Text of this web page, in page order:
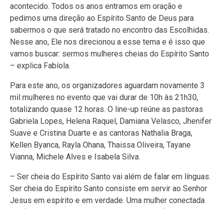
acontecido. Todos os anos entramos em oração e
pedimos uma direção ao Espírito Santo de Deus para
sabermos o que será tratado no encontro das Escolhidas.
Nesse ano, Ele nos direcionou a esse tema e é isso que
vamos buscar: sermos mulheres cheias do Espírito Santo
– explica Fabíola.
Para este ano, os organizadores aguardam novamente 3
mil mulheres no evento que vai durar de 10h às 21h30,
totalizando quase 12 horas. O line-up reúne as pastoras
Gabriela Lopes, Helena Raquel, Damiana Velasco, Jhenifer
Suave e Cristina Duarte e as cantoras Nathalia Braga,
Kellen Byanca, Rayla Ohana, Thaissa Oliveira, Tayane
Vianna, Michele Alves e Isabela Silva.
– Ser cheia do Espírito Santo vai além de falar em línguas.
Ser cheia do Espírito Santo consiste em servir ao Senhor
Jesus em espírito e em verdade. Uma mulher conectada